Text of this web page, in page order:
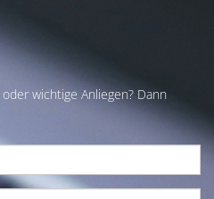
wichtige Anliegen? Dann